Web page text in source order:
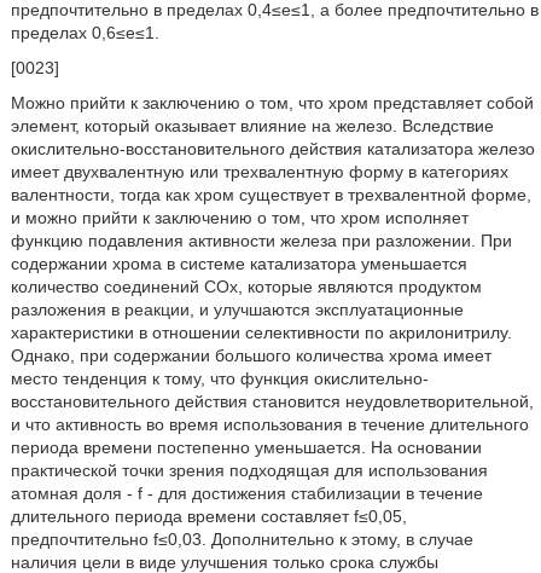
предпочтительно в пределах 0,4≤е≤1, а более предпочтительно в
пределах 0,6≤е≤1.
[0023]
Можно прийти к заключению о том, что хром представляет собой
элемент, который оказывает влияние на железо. Вследствие
окислительно-восстановительного действия катализатора железо
имеет двухвалентную или трехвалентную форму в категориях
валентности, тогда как хром существует в трехвалентной форме,
и можно прийти к заключению о том, что хром исполняет
функцию подавления активности железа при разложении. При
содержании хрома в системе катализатора уменьшается
количество соединений СОх, которые являются продуктом
разложения в реакции, и улучшаются эксплуатационные
характеристики в отношении селективности по акрилонитрилу.
Однако, при содержании большого количества хрома имеет
место тенденция к тому, что функция окислительно-
восстановительного действия становится неудовлетворительной,
и что активность во время использования в течение длительного
периода времени постепенно уменьшается. На основании
практической точки зрения подходящая для использования
атомная доля - f - для достижения стабилизации в течение
длительного периода времени составляет f≤0,05,
предпочтительно f≤0,03. Дополнительно к этому, в случае
наличия цели в виде улучшения только срока службы